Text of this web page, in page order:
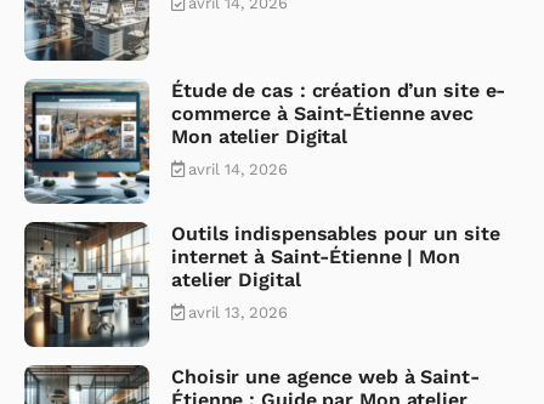
Étude de cas : création d’un site e-
commerce à Saint-Étienne avec
Mon atelier Digital
avril 14, 2026
Outils indispensables pour un site
internet à Saint-Étienne | Mon
atelier Digital
avril 13, 2026
Choisir une agence web à Saint-